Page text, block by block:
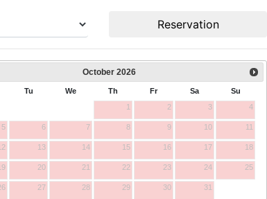
Reservation
October 2026
Tu We Th Fr Sa
Su
1
2 3 4
5 6 7 8 9 10 11
13 14 15 16 17 18
20 21 22 23 24 25
27 28 29 30 31